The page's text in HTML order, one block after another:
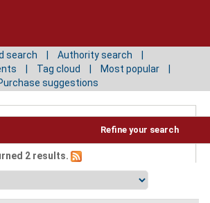
search
Authority search
Tag cloud
Most popular
suggestions
Refine your search
2 results.